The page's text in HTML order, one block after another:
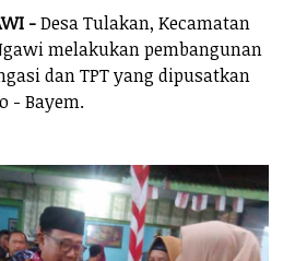
-Desa Tulakan, Kecamatan
melakukan pembangunan
dan TPT yang dipusatkan
- Bayem.